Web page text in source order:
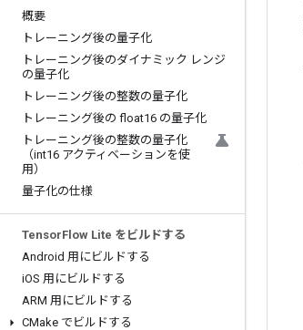
概要
トレーニング後の量子化
トレーニング後のダイナミック レンジ
の量子化
トレーニング後の整数の量子化
トレーニング後の float16 の量子化
トレーニング後の整数の量子化
（int16 アクティベーションを使
用）
量子化の仕様
TensorFlow Lite をビルドする
Android 用にビルドする
iOS 用にビルドする
ARM 用にビルドする
CMake でビルドする